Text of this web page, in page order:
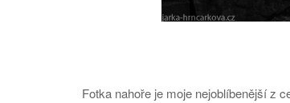
Fotka nahoře je moje nejoblíbenější z